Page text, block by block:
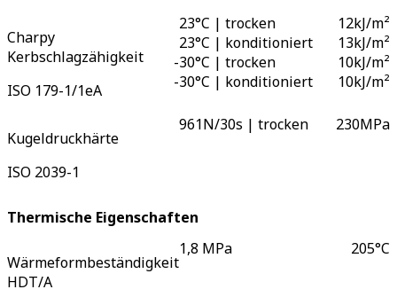
Charpy
Kerbschlagzähigkeit
ISO 179-1/1eA
23°C | trocken
23°C | konditioniert
30°C | trocken
-
30°C | konditioniert
-
12kJ/m²
13kJ/m²
10kJ/m²
10kJ/m²
Kugeldruckhärte
ISO 2039-1
961N/30s | trocken 230MPa
Thermische Eigenschaften
Wärmeformbeständigkeit
HDT/A
1,8 MPa 205°C